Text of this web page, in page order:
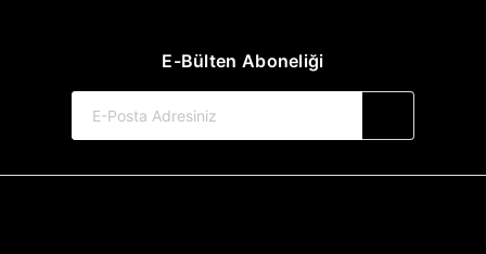
E-Bülten Aboneliği